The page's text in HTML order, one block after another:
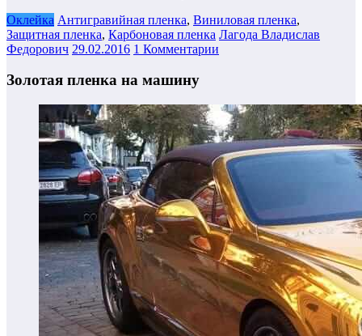
Оклейка Антигравийная пленка, Виниловая пленка,
Защитная пленка, Карбоновая пленка Лагода Владислав
Федорович 29.02.2016 1 Комментарии
Золотая пленка на машину